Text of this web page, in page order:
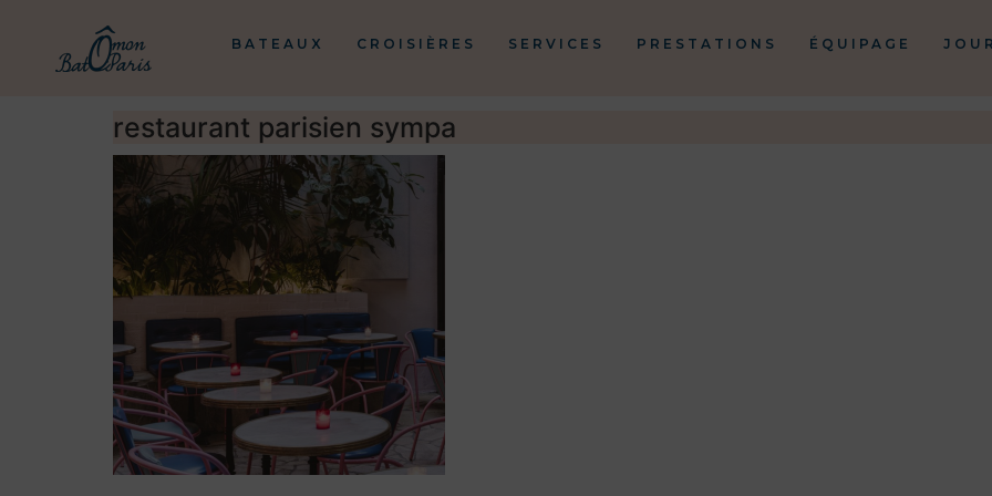
BATEAUX CROISIÈRES SERVICES PRESTATIONS ÉQUIPAGE
restaurant parisien sympa